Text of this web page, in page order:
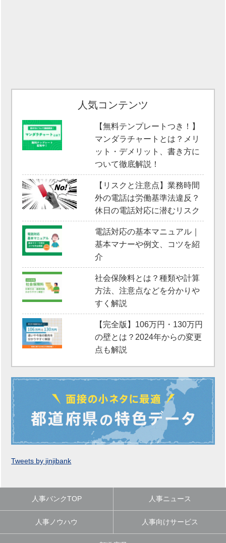
人気コンテンツ
【無料テンプレートつき！】
マンダラチャートとは？メリ
ット・デメリット、書き方に
ついて徹底解説！
【リスクと注意点】業務時間
外の電話は労働基準法違反？
休日の電話対応に潜むリスク
電話対応の基本マニュアル｜
基本マナーや例文、コツを紹
介
社会保険料とは？種類や計算
方法、注意点などを分かりや
すく解説
【完全版】106万円・130万円
の壁とは？2024年からの変更
点も解説
Tweets by jinjibank
人事バンクTOP 人事ニュース
人事ノウハウ 人事向けサービス